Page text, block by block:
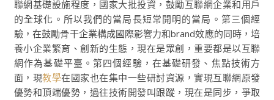
聯網基礎設施程度，國家大批投資，鼓勵互聯網企業和用戶
的全球化。所以我們的當局長短常開明的當局。第三個經
驗，在鼓勵骨干企業構成國際影響力和brand效應的同時，培
養小企業繁育、創新的生態，現在是眾創，重要都是以互聯
網作為基礎平臺。第四個經驗，在基礎研發、焦點技術方
面，現教學在國家也在集中一些研討資源，實現互聯網原發
優勢和頂端優勢，過往技術開發叫跟蹤，現在是同步，爭取